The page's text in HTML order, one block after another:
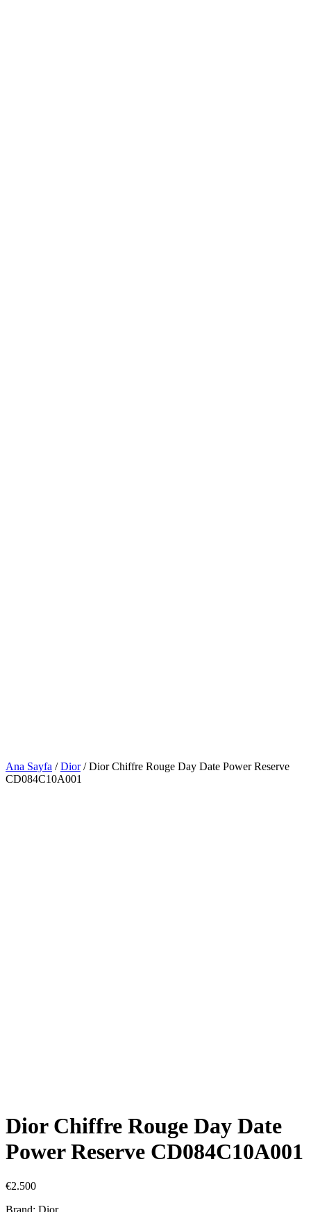
Ana Sayfa /Dior/ Dior Chiffre Rouge Day Date Power Reserve
CD084C10A001
Dior Chiffre Rouge Day Date
Power Reserve CD084C10A001
€2.500
Brand: Dior